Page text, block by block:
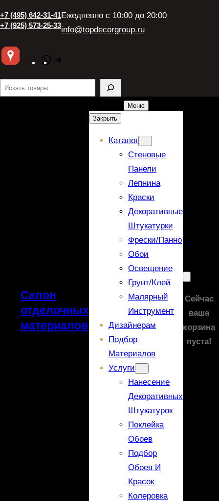
+7 (495) 642-31-41
+7 (925) 573-25-33
Ежедневно с 10:00 до 20:00
info@topdecorgroup.ru
WhatsApp
Поиск
Салон
отделочных
материалов
Меню
Закрыть
Каталог
Стеновые
Панели
Лепнина
Краски
Декоративные
Штукатурки
Фрески/панно
Обои
Освещение
Грунт/Клей
Малярный
Инструмент
Дизайнерам
Подбор
Материалов
Услуги
Нанесение
Декоративных
Штукатурок
Поклейка
Обоев
Подбор
Обоев И
Красок
Колеровка
Сейчас
ваша
корзина
пуста!